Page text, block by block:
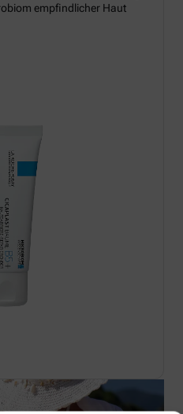
empfindlicher Haut